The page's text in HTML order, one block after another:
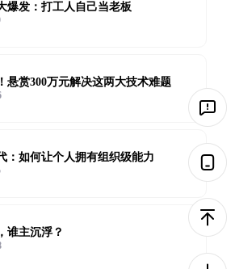
爆发：打工人自己当老板
悬赏300万元解决这两大技术难题
：如何让个人拥有组织级能力
谁主沉浮？